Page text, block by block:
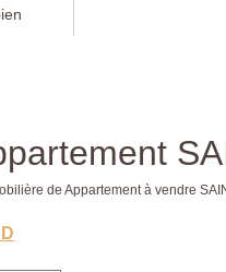
de Appartement à vendre